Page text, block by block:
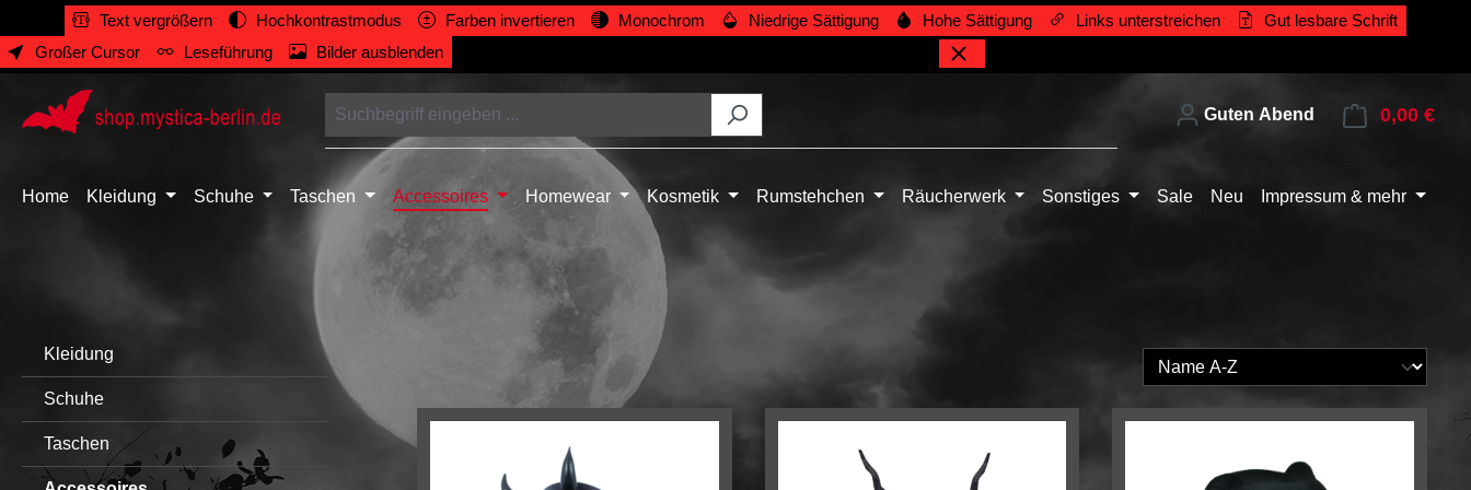
Zur Hauptnavigation springen
Text vergrößern Hochkontrastmodus Farben invertieren Monochrom Niedrige Sättigung Hohe Sättigung Links unterstreichen
Gut lesbare Schrift
Großer Cursor
Leseführung Bilder ausblenden
Guten Abend 0,00 €
Home Kleidung Schuhe Taschen Accessoires Homewear Kosmetik Rumstehchen Räucherwerk Sonstiges Sale Neu Impressum & mehr
Kleidung
Schuhe
Taschen